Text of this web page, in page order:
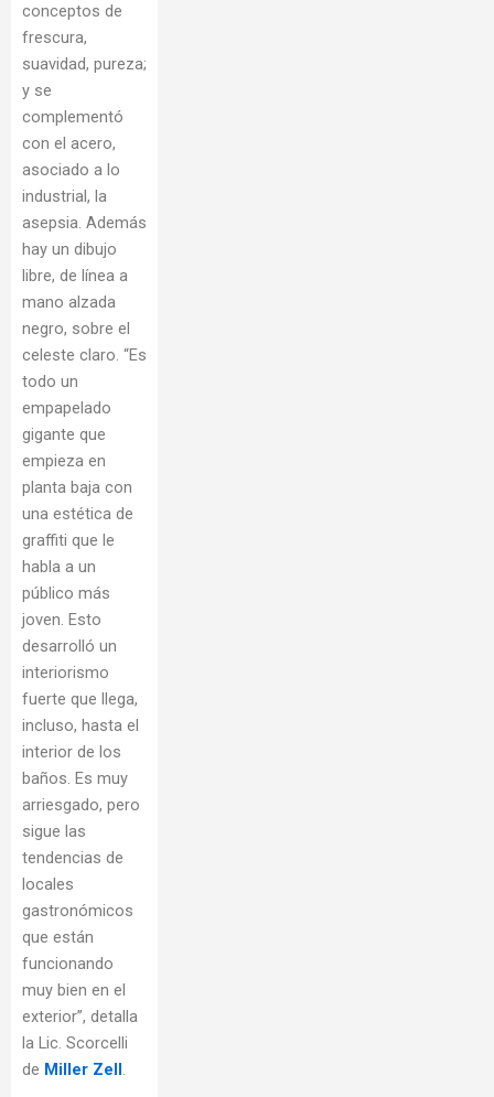
conceptos de
frescura,
suavidad, pureza;
y se
complementó
con el acero,
asociado a lo
industrial, la
asepsia. Además
hay un dibujo
libre, de línea a
mano alzada
negro, sobre el
celeste claro. “Es
todo un
empapelado
gigante que
empieza en
planta baja con
una estética de
graffiti que le
habla a un
público más
joven. Esto
desarrolló un
interiorismo
fuerte que llega,
incluso, hasta el
interior de los
baños. Es muy
arriesgado, pero
sigue las
tendencias de
locales
gastronómicos
que están
funcionando
muy bien en el
exterior”, detalla
la Lic. Scorcelli
de Miller Zell.